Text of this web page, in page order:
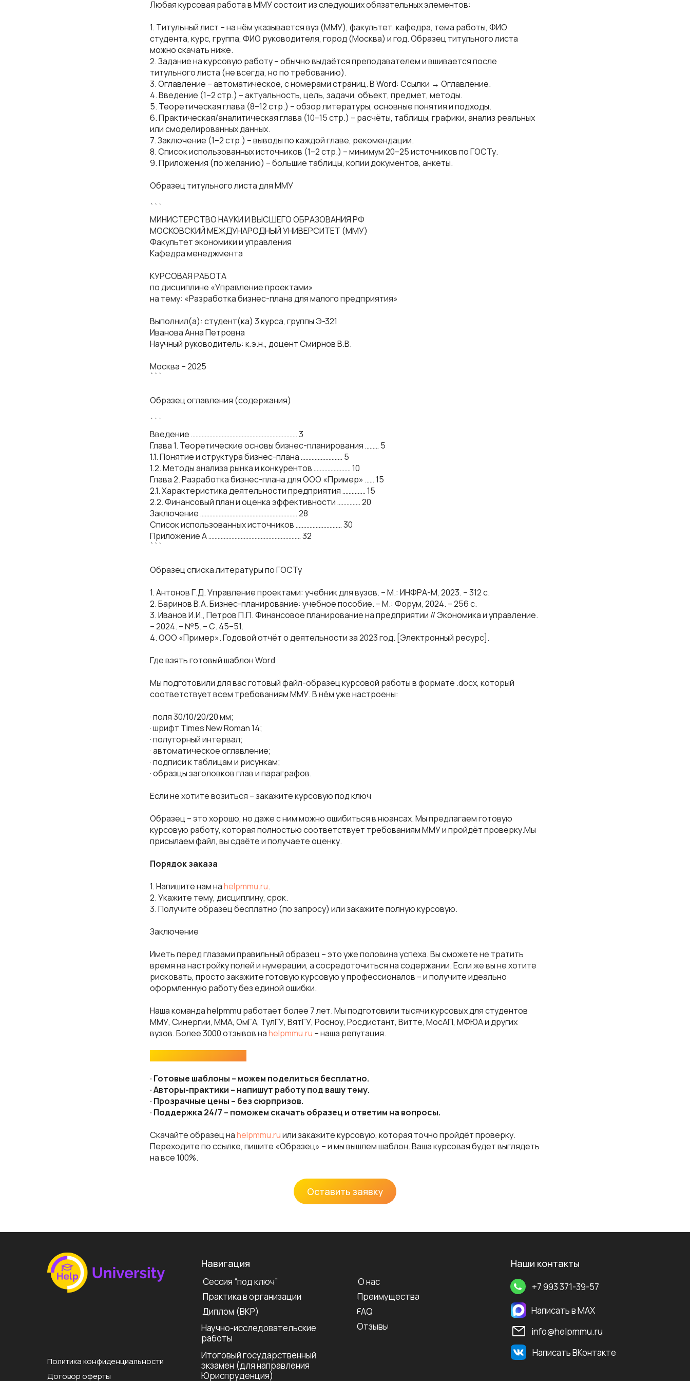
Любая курсовая работа в ММУ состоит из следующих обязательных элементов:
1. Титульный лист – на нём указывается вуз (ММУ), факультет, кафедра, тема работы, ФИО
студента, курс, группа, ФИО руководителя, город (Москва) и год. Образец титульного листа
можно скачать ниже.
2. Задание на курсовую работу – обычно выдаётся преподавателем и вшивается после
титульного листа (не всегда, но по требованию).
3. Оглавление – автоматическое, с номерами страниц. В Word: Ссылки → Оглавление.
4. Введение (1–2 стр.) – актуальность, цель, задачи, объект, предмет, методы.
5. Теоретическая глава (8–12 стр.) – обзор литературы, основные понятия и подходы.
6. Практическая/аналитическая глава (10–15 стр.) – расчёты, таблицы, графики, анализ реальных
или смоделированных данных.
7. Заключение (1–2 стр.) – выводы по каждой главе, рекомендации.
8. Список использованных источников (1–2 стр.) – минимум 20–25 источников по ГОСТу.
9. Приложения (по желанию) – большие таблицы, копии документов, анкеты.
Образец титульного листа для ММУ
```
МИНИСТЕРСТВО НАУКИ И ВЫСШЕГО ОБРАЗОВАНИЯ РФ
МОСКОВСКИЙ МЕЖДУНАРОДНЫЙ УНИВЕРСИТЕТ (ММУ)
Факультет экономики и управления
Кафедра менеджмента
КУРСОВАЯ РАБОТА
по дисциплине «Управление проектами»
на тему: «Разработка бизнес-плана для малого предприятия»
Выполнил(а): студент(ка) 3 курса, группы Э-321
Иванова Анна Петровна
Научный руководитель: к.э.н., доцент Смирнов В.В.
Москва – 2025
```
Образец оглавления (содержания)
```
Введение …………………………………………………………… 3
Глава 1. Теоретические основы бизнес-планирования ……… 5
1.1. Понятие и структура бизнес-плана ……………………… 5
1.2. Методы анализа рынка и конкурентов …………………… 10
Глава 2. Разработка бизнес-плана для ООО «Пример» …… 15
2.1. Характеристика деятельности предприятия …………… 15
2.2. Финансовый план и оценка эффективности …………… 20
Заключение ……………………………………………………… 28
Список использованных источников ………………………… 30
Приложение А …………………………………………………… 32
```
Образец списка литературы по ГОСТу
1. Антонов Г.Д. Управление проектами: учебник для вузов. – М.: ИНФРА-М, 2023. – 312 с.
2. Баринов В.А. Бизнес-планирование: учебное пособие. – М.: Форум, 2024. – 256 с.
3. Иванов И.И., Петров П.П. Финансовое планирование на предприятии // Экономика и управление.
– 2024. – №5. – С. 45–51.
4. ООО «Пример». Годовой отчёт о деятельности за 2023 год. [Электронный ресурс].
Где взять готовый шаблон Word
Мы подготовили для вас готовый файл-образец курсовой работы в формате .docx, который
соответствует всем требованиям ММУ. В нём уже настроены:
· поля 30/10/20/20 мм;
· шрифт Times New Roman 14;
· полуторный интервал;
· автоматическое оглавление;
· подписи к таблицам и рисункам;
· образцы заголовков глав и параграфов.
Если не хотите возиться – закажите курсовую под ключ
Образец – это хорошо, но даже с ним можно ошибиться в нюансах. Мы предлагаем готовую
курсовую работу, которая полностью соответствует требованиям ММУ и пройдёт проверку.Мы
присылаем файл, вы сдаёте и получаете оценку.
Порядок заказа
1. Напишите нам наhelpmmu.ru.
2. Укажите тему, дисциплину, срок.
3. Получите образец бесплатно (по запросу) или закажите полную курсовую.
Заключение
Иметь перед глазами правильный образец – это уже половина успеха. Вы сможете не тратить
время на настройку полей и нумерации, а сосредоточиться на содержании. Если же вы не хотите
рисковать, просто закажите готовую курсовую у профессионалов – и получите идеально
оформленную работу без единой ошибки.
Наша команда helpmmu работает более 7 лет. Мы подготовили тысячи курсовых для студентов
ММУ, Синергии, ММА, ОмГА, ТулГУ, ВятГУ, Росноу, Росдистант, Витте, МосАП, МФЮА и других
вузов. Более 3000 отзывов наhelpmmu.ru – наша репутация.
· Готовые шаблоны – можем поделиться бесплатно.
· Авторы-практики – напишут работу под вашу тему.
· Прозрачные цены – без сюрпризов.
· Поддержка 24/7 – поможем скачать образец и ответим на вопросы.
Скачайте образец наhelpmmu.ruили закажите курсовую, которая точно пройдёт проверку.
Переходите по ссылке, пишите «Образец» – и мы вышлем шаблон. Ваша курсовая будет выглядеть
на все 100%.
Оставить заявку
Навигация Наши контакты
Политика конфиденциальности
Сессия “под ключ”
Практика в организации
Диплом (ВКР)
Научно-исследовательские
работы
Итоговый государственный
экзамен (для направления
Юриспруденция)
О нас
Преимущества
FAQ
Отзывы
+7 993 371-39-57
Написать ВКонтакте
Написать в MAX
info@helpmmu.ru
Договор оферты